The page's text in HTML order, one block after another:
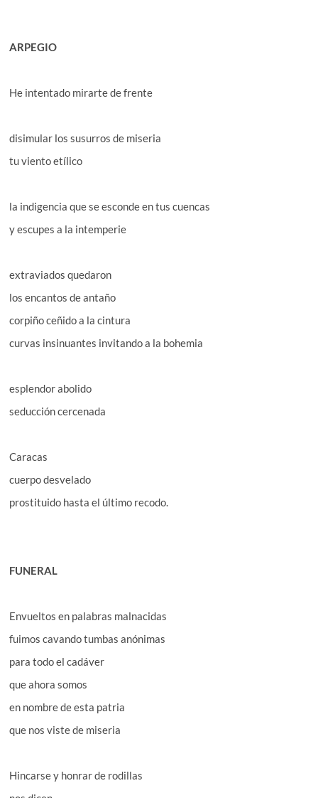
ARPEGIO
He intentado mirarte de frente
disimular los susurros de miseria
tu viento etílico
la indigencia que se esconde en tus cuencas
y escupes a la intemperie
extraviados quedaron
los encantos de antaño
corpiño ceñido a la cintura
curvas insinuantes invitando a la bohemia
esplendor abolido
seducción cercenada
Caracas
cuerpo desvelado
prostituido hasta el último recodo.
FUNERAL
Envueltos en palabras malnacidas
fuimos cavando tumbas anónimas
para todo el cadáver
que ahora somos
en nombre de esta patria
que nos viste de miseria
Hincarse y honrar de rodillas